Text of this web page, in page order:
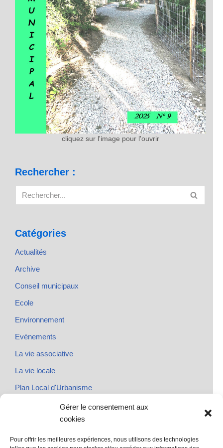
Gérer le consentement aux
cookies
Pour offrir les meilleures expériences, nous utilisons des technologies
cliquez sur l'image pour l'ouvrir
Rechercher :
Catégories
Actualités
Archive
Conseil municipaux
Ecole
Environnement
Evènements
La vie associative
La vie locale
Plan Local d'Urbanisme